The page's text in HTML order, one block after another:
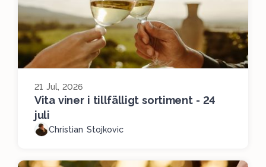
21 Jul, 2026
Vita viner i tillfälligt sortiment - 24
juli
Christian Stojkovic